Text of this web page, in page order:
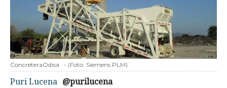
ConcreteraOdisa - (Foto: Siemens PLM)
Puri Lucena @purilucena